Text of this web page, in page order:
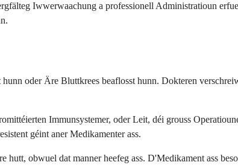
Iwwerwaachung a professionell Administratioun
oder Äre Bluttkrees beaflosst hunn. Dokteren
Immunsystemer, oder Leit, déi grouss
géint aner Medikamenter ass.
obwuel dat manner heefeg ass. D'Medikament ass